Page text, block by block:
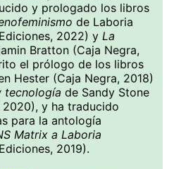
y prologado los libros
de Laboria
2022) y La
Bratton (Caja Negra,
el prólogo de los libros
Hester (Caja Negra, 2018)
tecnología de Sandy Stone
y ha traducido
para la antología
Matrix a Laboria
2019).